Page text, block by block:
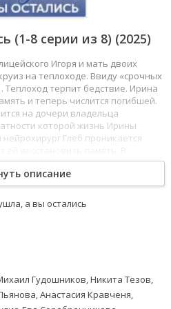
(1-8 серии из 8) (2025)
Игоря и мать двоих
на теплоходе. Ввиду «срочных
терпит бедствие. Ирина
и теперь числится погибшей.
на дочери владельца
которой жизнь Ирины
Глеб проникается
Вспомнив прошлое,
город, где ее никто не ждет…
описание
а вы остались
Гудошников, Никита Тезов,
Анастасия Кравченя,